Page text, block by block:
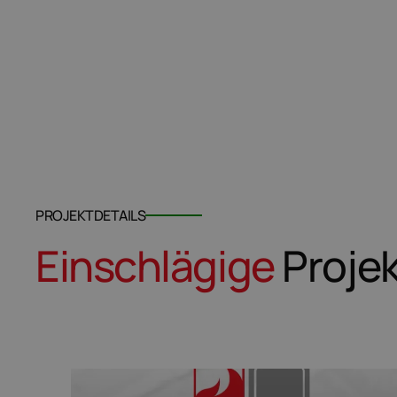
PROJEKTDETAILS
Einschlägige